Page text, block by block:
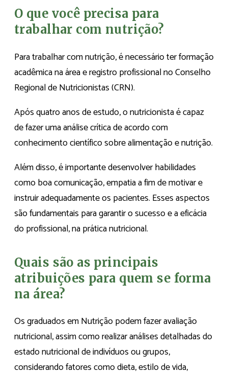
O que você precisa para
trabalhar com nutrição?
Para trabalhar com nutrição, é necessário ter formação
acadêmica na área e registro profissional no Conselho
Regional de Nutricionistas (CRN).
Após quatro anos de estudo, o nutricionista é capaz
de fazer uma análise crítica de acordo com
conhecimento científico sobre alimentação e nutrição.
Além disso, é importante desenvolver habilidades
como boa comunicação, empatia a fim de motivar e
instruir adequadamente os pacientes. Esses aspectos
são fundamentais para garantir o sucesso e a eficácia
do profissional, na prática nutricional.
Quais são as principais
atribuições para quem se forma
na área?
Os graduados em Nutrição podem fazer avaliação
nutricional, assim como realizar análises detalhadas do
estado nutricional de indivíduos ou grupos,
considerando fatores como dieta, estilo de vida,